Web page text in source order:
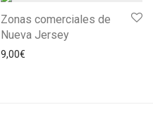
Zonas comerciales de
Nueva Jersey
9,00€